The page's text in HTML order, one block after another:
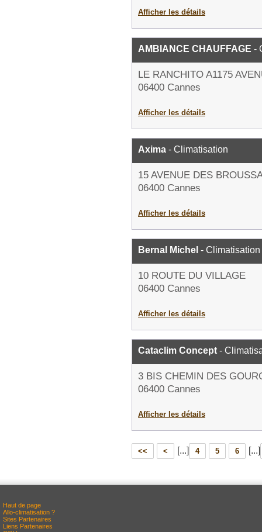
Afficher les détails
AMBIANCE CHAUFFAGE -
LE RANCHITO A1175
06400 Cannes
Afficher les détails
Axima - Climatisation
15 AVENUE DES
06400 Cannes
Afficher les détails
Bernal Michel - Climatisation
10 ROUTE DU VILLAGE
06400 Cannes
Afficher les détails
Cataclim Concept -
3 BIS CHEMIN DES
06400 Cannes
Afficher les détails
<< < [...] 4 5 6 [...]
Haut de page
Allo-climatisation ?
Sites Partenaires
Liens Partenaires